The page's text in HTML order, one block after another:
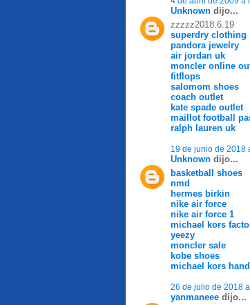
Unknown dijo...
zzzzz2018.6.19
superdry clothing
pandora jewelry
air jordan uk
moncler online
fitflops
salomom shoes
coach outlet
kate spade outlet
maillot football
ralph lauren uk
19 de junio de 2018
Unknown dijo...
basketball shoes
nmd
hermes birkin
nike air force
nike air force 1
michael kors
yeezy
moncler sale
kobe shoes
michael kors
26 de julio de 2018
yanmaneee dijo...